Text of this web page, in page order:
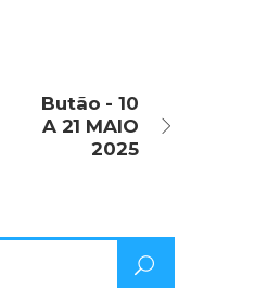
Butão - 10
A 21 MAIO
2025